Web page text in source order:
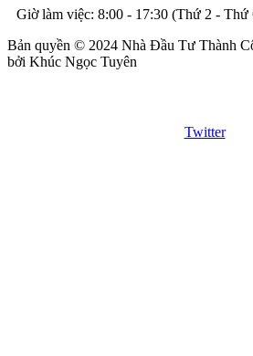
Giờ làm việc: 8:00 - 17:30 (Thứ 2 - Thứ
Bản quyền © 2024 Nhà Đầu Tư Thành
bởi Khúc Ngọc Tuyên
Twitter